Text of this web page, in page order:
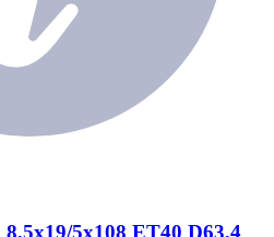
5x108 ET40 D63,4